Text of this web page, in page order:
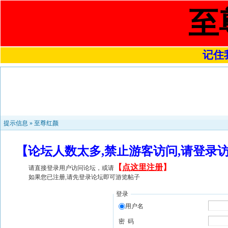
至
记住
提示信息 » 至尊红颜
【论坛人数太多,禁止游客访问,请登
请直接登录用户访问论坛，或请 【 点这里注册】
如果您已注册,请先登录论坛即可游览帖子
登录
用户名
密 码